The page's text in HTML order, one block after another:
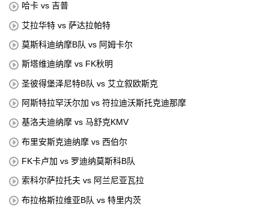
哈卡 vs 吉普
艾拉华特 vs 萨达拉帕特
莫斯科迪纳摩B队 vs 阿姆卡尔
斯塔维迪纳摩 vs FK秋明
圣彼得堡泽尼特B队 vs 艾立叙欧斯克
阿斯特拉罕沃尔加 vs 符拉迪沃斯托克迪那摩
基洛夫迪纳摩 vs 马舒克KMV
布里安斯克迪纳摩 vs 西伯尔
FK卡卢加 vs 罗迪纳莫斯科B队
索科尔萨拉托夫 vs 阿兰尼亚瓦拉
布拉格斯拉维亚B队 vs 特里内茨